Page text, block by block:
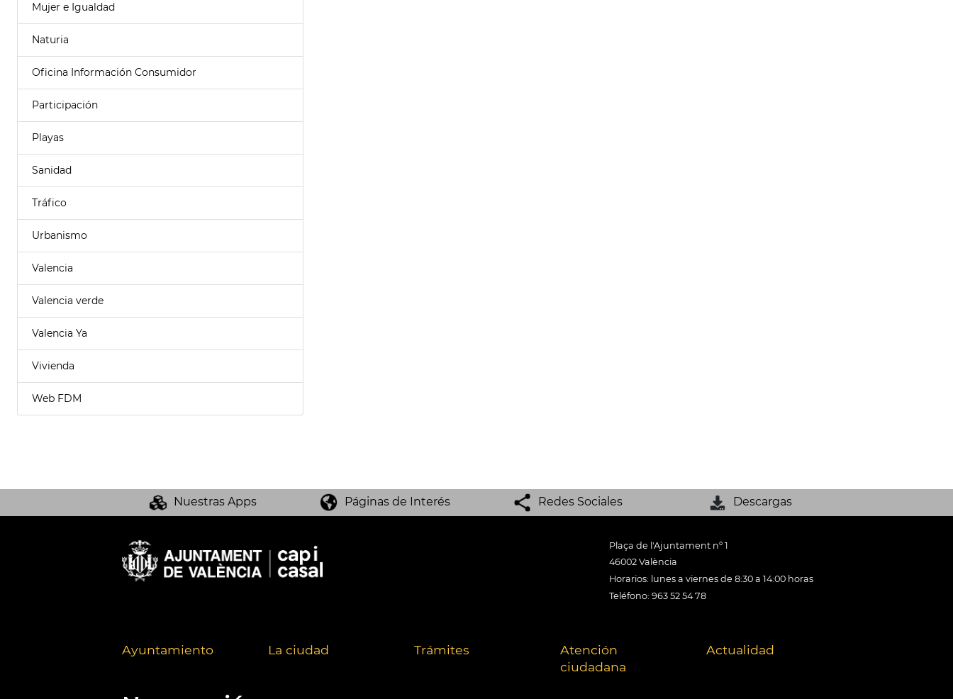
Mujer e Igualdad
Naturia
Oficina Información Consumidor
Participación
Playas
Sanidad
Tráfico
Urbanismo
Valencia
Valencia verde
Valencia Ya
Vivienda
Web FDM
Nuestras Apps Páginas de Interés Redes Sociales Descargas
Plaça de l'Ajuntament nº 1
46002 València
Horarios: lunes a viernes de 8:30 a 14:00 horas
Teléfono: 963 52 54 78
Ayuntamiento La ciudad Trámites
Atención
ciudadana
Actualidad